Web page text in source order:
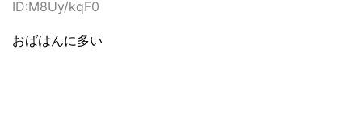
ID:M8Uy/kqF0
おばはんに多い